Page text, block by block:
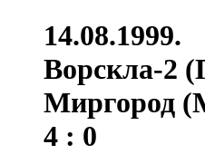
14.08.1999.
Ворскла-2
Миргород
4 : 0